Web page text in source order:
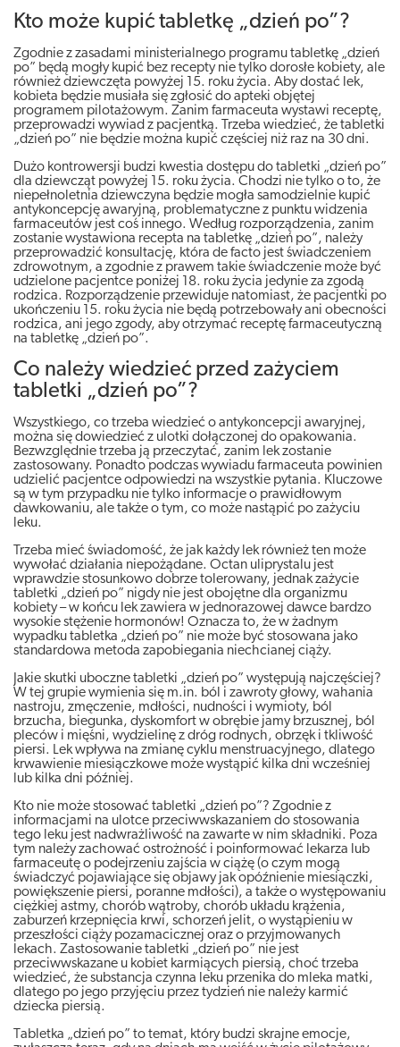
Kto może kupić tabletkę „dzień po”?
Zgodnie z zasadami ministerialnego programu tabletkę „dzień
po” będą mogły kupić bez recepty nie tylko dorosłe kobiety, ale
również dziewczęta powyżej 15. roku życia. Aby dostać lek,
kobieta będzie musiała się zgłosić do apteki objętej
programem pilotażowym. Zanim farmaceuta wystawi receptę,
przeprowadzi wywiad z pacjentką. Trzeba wiedzieć, że tabletki
„dzień po” nie będzie można kupić częściej niż raz na 30 dni.
Dużo kontrowersji budzi kwestia dostępu do tabletki „dzień po”
dla dziewcząt powyżej 15. roku życia. Chodzi nie tylko o to, że
niepełnoletnia dziewczyna będzie mogła samodzielnie kupić
antykoncepcję awaryjną, problematyczne z punktu widzenia
farmaceutów jest coś innego. Według rozporządzenia, zanim
zostanie wystawiona recepta na tabletkę „dzień po”, należy
przeprowadzić konsultację, która de facto jest świadczeniem
zdrowotnym, a zgodnie z prawem takie świadczenie może być
udzielone pacjentce poniżej 18. roku życia jedynie za zgodą
rodzica. Rozporządzenie przewiduje natomiast, że pacjentki po
ukończeniu 15. roku życia nie będą potrzebowały ani obecności
rodzica, ani jego zgody, aby otrzymać receptę farmaceutyczną
na tabletkę „dzień po”.
Co należy wiedzieć przed zażyciem
tabletki „dzień po”?
Wszystkiego, co trzeba wiedzieć o antykoncepcji awaryjnej,
można się dowiedzieć z ulotki dołączonej do opakowania.
Bezwzględnie trzeba ją przeczytać, zanim lek zostanie
zastosowany. Ponadto podczas wywiadu farmaceuta powinien
udzielić pacjentce odpowiedzi na wszystkie pytania. Kluczowe
są w tym przypadku nie tylko informacje o prawidłowym
dawkowaniu, ale także o tym, co może nastąpić po zażyciu
leku.
Trzeba mieć świadomość, że jak każdy lek również ten może
wywołać działania niepożądane. Octan uliprystalu jest
wprawdzie stosunkowo dobrze tolerowany, jednak zażycie
tabletki „dzień po” nigdy nie jest obojętne dla organizmu
kobiety – w końcu lek zawiera w jednorazowej dawce bardzo
wysokie stężenie hormonów! Oznacza to, że w żadnym
wypadku tabletka „dzień po” nie może być stosowana jako
standardowa metoda zapobiegania niechcianej ciąży.
Jakie skutki uboczne tabletki „dzień po” występują najczęściej?
W tej grupie wymienia się m.in. ból i zawroty głowy, wahania
nastroju, zmęczenie, mdłości, nudności i wymioty, ból
brzucha, biegunka, dyskomfort w obrębie jamy brzusznej, ból
pleców i mięśni, wydzielinę z dróg rodnych, obrzęk i tkliwość
piersi. Lek wpływa na zmianę cyklu menstruacyjnego, dlatego
krwawienie miesiączkowe może wystąpić kilka dni wcześniej
lub kilka dni później.
Kto nie może stosować tabletki „dzień po”? Zgodnie z
informacjami na ulotce przeciwwskazaniem do stosowania
tego leku jest nadwrażliwość na zawarte w nim składniki. Poza
tym należy zachować ostrożność i poinformować lekarza lub
farmaceutę o podejrzeniu zajścia w ciążę (o czym mogą
świadczyć pojawiające się objawy jak opóźnienie miesiączki,
powiększenie piersi, poranne mdłości), a także o występowaniu
ciężkiej astmy, chorób wątroby, chorób układu krążenia,
zaburzeń krzepnięcia krwi, schorzeń jelit, o wystąpieniu w
przeszłości ciąży pozamacicznej oraz o przyjmowanych
lekach. Zastosowanie tabletki „dzień po” nie jest
przeciwwskazane u kobiet karmiących piersią, choć trzeba
wiedzieć, że substancja czynna leku przenika do mleka matki,
dlatego po jego przyjęciu przez tydzień nie należy karmić
dziecka piersią.
Tabletka „dzień po” to temat, który budzi skrajne emocje,